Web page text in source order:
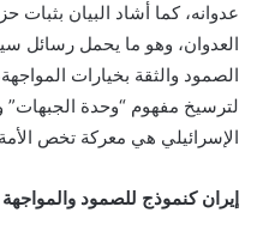
عدوانه، كما أشاد البيان بثبات
العدوان، وهو ما يحمل رسائل
الصمود والثقة بخيارات
لترسيخ مفهوم “وحدة الجبهات”
الإسرائيلي هي معركة تخص
إيران كنموذج للصمود والمواجهة